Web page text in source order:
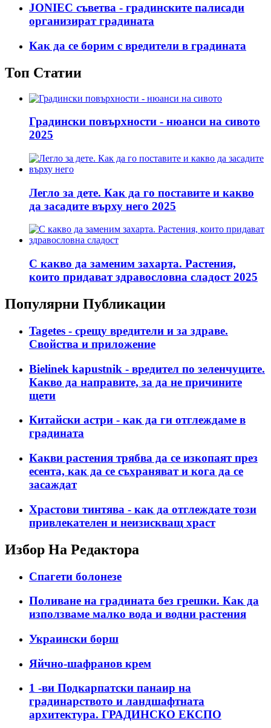
JONIEC съветва - градинските палисади
организират градината
Как да се борим с вредители в градината
Топ Статии
Градински повърхности - нюанси на сивото
2025
Легло за дете. Как да го поставите и какво
да засадите върху него 2025
С какво да заменим захарта. Растения,
които придават здравословна сладост 2025
Популярни Публикации
Tagetes - срещу вредители и за здраве.
Свойства и приложение
Bielinek kapustnik - вредител по зеленчуците.
Какво да направите, за да не причините
щети
Китайски астри - как да ги отглеждаме в
градината
Какви растения трябва да се изкопаят през
есента, как да се съхраняват и кога да се
засаждат
Храстови тинтява - как да отглеждате този
привлекателен и неизискващ храст
Избор На Редактора
Спагети болонезе
Поливане на градината без грешки. Как да
използваме малко вода и водни растения
Украински борш
Яйчно-шафранов крем
1 -ви Подкарпатски панаир на
градинарството и ландшафтната
архитектура. ГРАДИНСКО ЕКСПО